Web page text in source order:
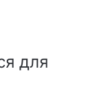
для